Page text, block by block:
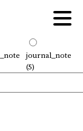
journal_note
(5)